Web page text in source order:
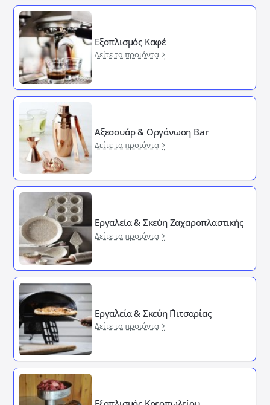
Εξοπλισμός Καφέ
Δείτε τα προιόντα
Αξεσουάρ & Οργάνωση Bar
Δείτε τα προιόντα
Εργαλεία & Σκεύη Ζαχαροπλαστικής
Δείτε τα προιόντα
Εργαλεία & Σκεύη ΄Πιτσαρίας
Δείτε τα προιόντα